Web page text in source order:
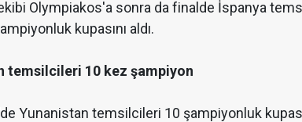
Olympiakos'a sonra da finalde İspanya
kupasını aldı.
temsilcileri 10 kez şampiyon
Yunanistan temsilcileri 10 şampiyonluk